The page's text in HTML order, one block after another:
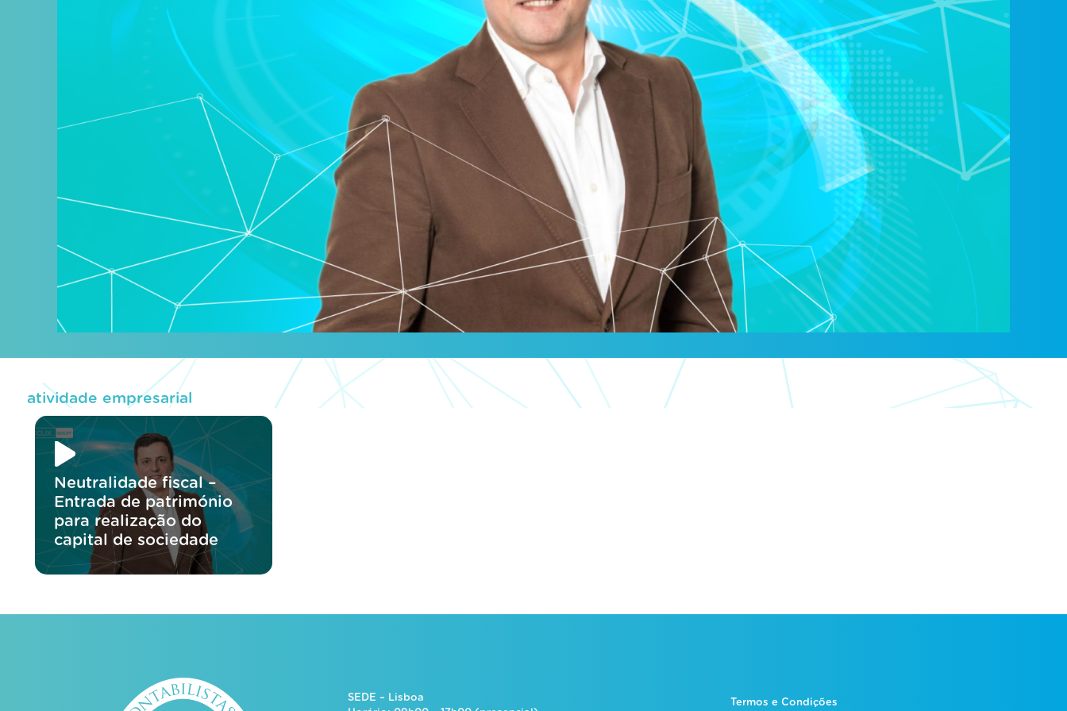
atividade empresarial
Neutralidade fiscal –
Entrada de património
para realização do
capital de sociedade
SEDE – Lisboa
Termos e Condições